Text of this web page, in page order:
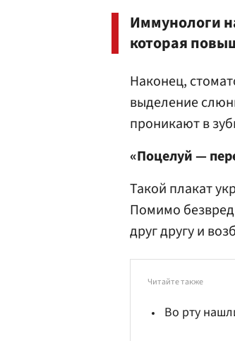
Иммунологи
которая
Наконец,
выделение
проникают в
«Поцелуй —
Такой плакат
Помимо
друг другу и
Читайте также
Во рту